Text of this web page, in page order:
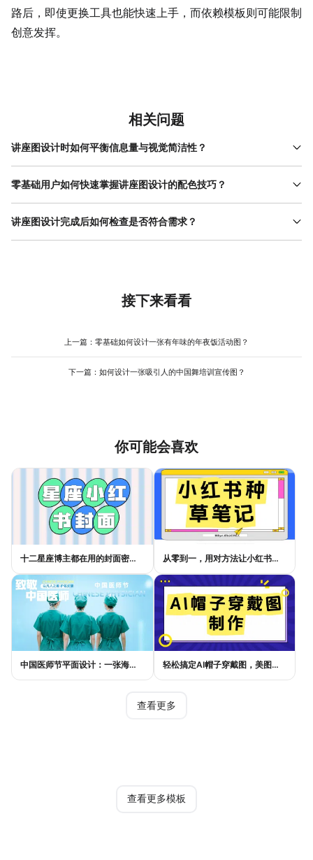
路后，即使更换工具也能快速上手，而依赖模板则可能限制
创意发挥。
相关问题
讲座图设计时如何平衡信息量与视觉简洁性？
平衡信息量与视觉简洁性的关键在于“优先级排序”与“信息提炼”。首
先明确观众最关注的内容（如主题、时间、主讲人），将其作为核
学教授，发表XX篇论文”，而非完整履历。制作时可通过分页设计分
零基础用户如何快速掌握讲座图设计的配色技巧？
零基础用户可从“主题契合”和“色彩数量控制”入手。科技类讲座适合
蓝、灰、白等冷色调，营造专业感；人文类讲座可用暖黄、墨绿或
板，即可自动应用协调的配色组合，减少反复试错的时间。
讲座图设计完成后如何检查是否符合需求？
检查讲座图需从“信息准确性”“视觉舒适度”和“场景适配性”三方面入
白是否充足（画面不拥挤）；场景适配性需确认尺寸是否符合使用
场景（如社交媒体海报需适配手机屏幕，展架需高分辨率）。美图
可预览不同场景的效果，减少后期调整的麻烦，提升整体效率。
接下来看看
上一篇： 零基础如何设计一张有年味的年夜饭活动图？
下一篇： 如何设计一张吸引人的中国舞培训宣传图？
你可能会喜欢
十二星座博主都在用的封面密码，星座小红书封面标题这样写才吸睛 从零到一，用对方法让小红书种草笔记的流量自己找上门
中国医师节平面设计：一张海报如何讲好白衣故事 轻松搞定AI帽子穿戴图，美图设计室电商主图教程
查看更多
查看更多模板